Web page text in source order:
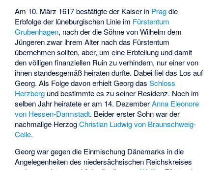
Am 10. März 1617 bestätigte der Kaiser in Pragdie
Erbfolge der lüneburgischen Linie im Fürstentum
Grubenhagen, nach der die Söhne von Wilhelm dem
Jüngeren zwar ihrem Alter nach das Fürstentum
übernehmen sollten, aber, um eine Erbteilung und damit
den völligen finanziellen Ruin zu verhindern, nur einer von
ihnen standesgemäß heiraten durfte. Dabei fiel das Los auf
Georg. Als Folge davon erhielt Georg dasSchloss
Herzberg und bestimmte es zu seiner Residenz. Noch im
selben Jahr heiratete er am 14. DezemberAnna Eleonore
von Hessen-Darmstadt. Beider erster Sohn war der
nachmalige HerzogChristian Ludwig von Braunschweig-
Celle.
Georg war gegen die Einmischung Dänemarks in die
Angelegenheiten des niedersächsischen Reichskreises